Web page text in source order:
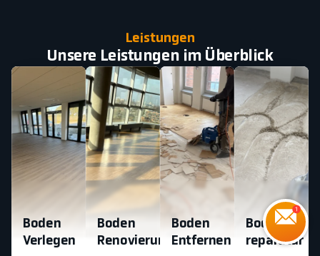
Leistungen
Unsere Leistungen im Überblick
Boden
Verlegen
Boden
Renovierung
Boden
Entfernen
Boden
reparatur